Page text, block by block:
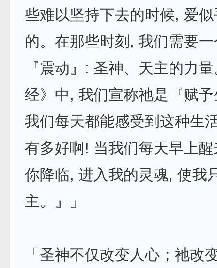
些难以坚持下去的时候, 爱
的。在那些时刻, 我们需要
『震动』: 圣神、天主的力
经》中, 我们宣称祂是『赋
我们每天都能感受到这种生
有多好啊! 当我们每天早上
你降临, 进入我的灵魂, 使我
主。』」
「圣神不仅改变人心；祂改